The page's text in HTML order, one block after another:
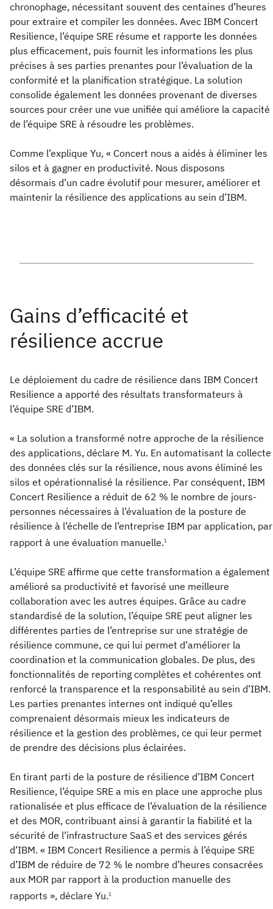
chronophage, nécessitant souvent des centaines d’heures
pour extraire et compiler les données. Avec IBM Concert
Resilience, l’équipe SRE résume et rapporte les données
plus efficacement, puis fournit les informations les plus
précises à ses parties prenantes pour l’évaluation de la
conformité et la planification stratégique. La solution
consolide également les données provenant de diverses
sources pour créer une vue unifiée qui améliore la capacité
de l’équipe SRE à résoudre les problèmes.
Comme l’explique Yu, « Concert nous a aidés à éliminer les
silos et à gagner en productivité. Nous disposons
désormais d’un cadre évolutif pour mesurer, améliorer et
maintenir la résilience des applications au sein d’IBM.
Le déploiement du cadre de résilience dans IBM Concert
Resilience a apporté des résultats transformateurs à
l’équipe SRE d’IBM.
« La solution a transformé notre approche de la résilience
des applications, déclare M. Yu. En automatisant la collecte
des données clés sur la résilience, nous avons éliminé les
silos et opérationnalisé la résilience. Par conséquent, IBM
Concert Resilience a réduit de 62 % le nombre de jours-
personnes nécessaires à l’évaluation de la posture de
résilience à l’échelle de l’entreprise IBM par application, par
rapport à une évaluation manuelle.1
L’équipe SRE affirme que cette transformation a également
amélioré sa productivité et favorisé une meilleure
collaboration avec les autres équipes. Grâce au cadre
standardisé de la solution, l’équipe SRE peut aligner les
différentes parties de l’entreprise sur une stratégie de
résilience commune, ce qui lui permet d’améliorer la
coordination et la communication globales. De plus, des
fonctionnalités de reporting complètes et cohérentes ont
renforcé la transparence et la responsabilité au sein d’IBM.
Les parties prenantes internes ont indiqué qu’elles
comprenaient désormais mieux les indicateurs de
résilience et la gestion des problèmes, ce qui leur permet
de prendre des décisions plus éclairées.
En tirant parti de la posture de résilience d’IBM Concert
Resilience, l’équipe SRE a mis en place une approche plus
rationalisée et plus efficace de l’évaluation de la résilience
et des MOR, contribuant ainsi à garantir la fiabilité et la
sécurité de l’infrastructure SaaS et des services gérés
d’IBM. « IBM Concert Resilience a permis à l’équipe SRE
d’IBM de réduire de 72 % le nombre d’heures consacrées
aux MOR par rapport à la production manuelle des
rapports », déclare Yu.1